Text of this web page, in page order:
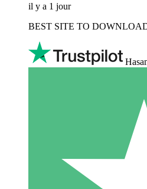
il y a 1 jour
BEST SITE TO